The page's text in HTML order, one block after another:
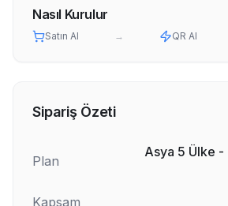
Nasıl Kurulur
Satın Al → QR Al
Sipariş Özeti
Plan
Asya 5 Ülke -
Kapsam